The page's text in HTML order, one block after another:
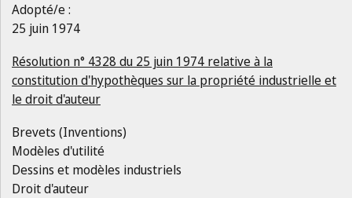
Adopté/e :
25 juin 1974
Résolution n° 4328 du 25 juin 1974 relative à la
constitution d'hypothèques sur la propriété industrielle et
le droit d'auteur
Brevets (Inventions)
Modèles d'utilité
Dessins et modèles industriels
Droit d'auteur